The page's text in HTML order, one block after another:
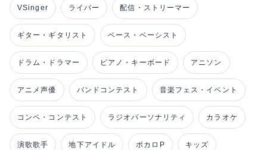
VSinger ライバー 配信・ストリーマー
ギター・ギタリスト ベース・ベーシスト
ドラム・ドラマー ピアノ・キーボード アニソン
アニメ声優 バンドコンテスト 音楽フェス・イベント
コンペ・コンテスト ラジオパーソナリティ カラオケ
演歌歌手 地下アイドル ボカロP キッズ